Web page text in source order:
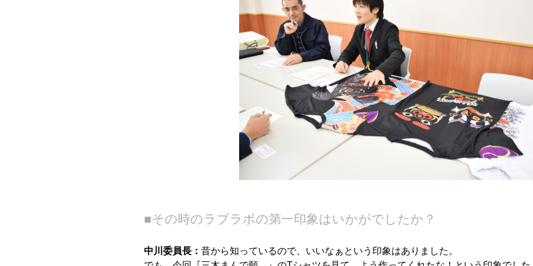
■その時のラブラボの第一印象はいかがでしたか？
中川委員長： 昔から知っているので、いいなぁという印象はありました。